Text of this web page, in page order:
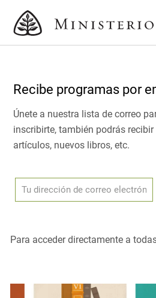
Recibe programas por
Únete a nuestra lista de correo
inscribirte, también podrás
artículos, nuevos libros, etc.
Para acceder directamente a